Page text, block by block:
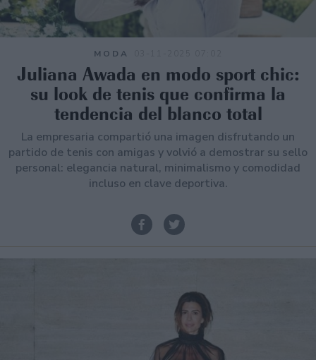
MODA
Juliana Awada en modo sport chic:
su look de tenis que confirma la
tendencia del blanco total
La empresaria compartió una imagen disfrutando un
partido de tenis con amigas y volvió a demostrar su sello
personal: elegancia natural, minimalismo y comodidad
incluso en clave deportiva.